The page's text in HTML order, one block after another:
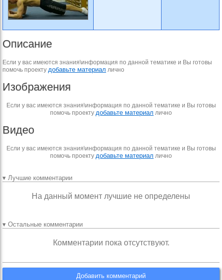
Описание
Если у вас имеются знания\информация по данной тематике и Вы готовы
помочь проекту добавьте материал лично
Изображения
Если у вас имеются знания\информация по данной тематике и Вы готовы
помочь проекту добавьте материал лично
Видео
Если у вас имеются знания\информация по данной тематике и Вы готовы
помочь проекту добавьте материал лично
▾ Лучшие комментарии
На данный момент лучшие не определены
▾ Остальные комментарии
Комментарии пока отсутствуют.
Добавить комментарий